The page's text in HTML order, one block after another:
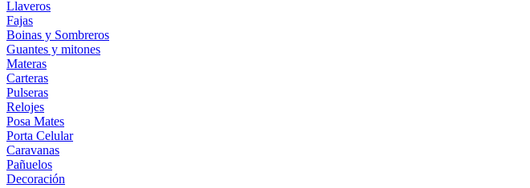
Llaveros
Fajas
Boinas y Sombreros
Guantes y mitones
Materas
Carteras
Pulseras
Relojes
Posa Mates
Porta Celular
Caravanas
Pañuelos
Decoración